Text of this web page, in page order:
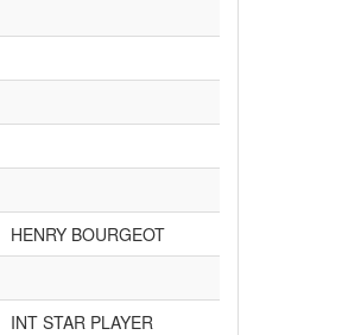
HENRY BOURGEOT
INT STAR PLAYER